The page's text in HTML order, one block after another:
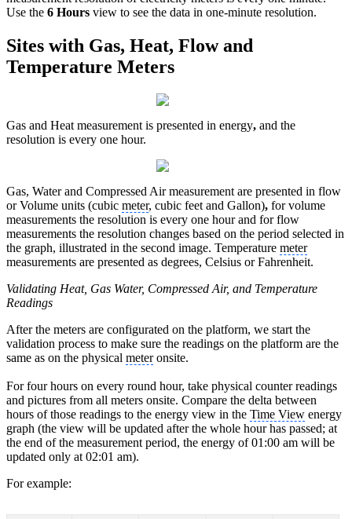
Use the 6 Hours view to see the data in one-minute resolution.
Sites with Gas, Heat, Flow and
Temperature Meters
Gas and Heat measurement is presented in energy, and the
resolution is every one hour.
Gas, Water and Compressed Air measurement are presented in flow
or Volume units (cubic meter, cubic feet and Gallon), for volume
measurements the resolution is every one hour and for flow
measurements the resolution changes based on the period selected in
the graph, illustrated in the second image. Temperature meter
measurements are presented as degrees, Celsius or Fahrenheit.
Validating Heat, Gas Water, Compressed Air, and Temperature
Readings
After the meters are configurated on the platform, we start the
validation process to make sure the readings on the platform are the
same as on the physical meteronsite.
For four hours on every round hour, take physical counter readings
and pictures from all meters onsite. Compare the delta between
hours of those readings to the energy view in the Time View energy
graph (the view will be updated after the whole hour has passed; at
the end of the measurement period, the energy of 01:00 am will be
updated only at 02:01 am).
For example: